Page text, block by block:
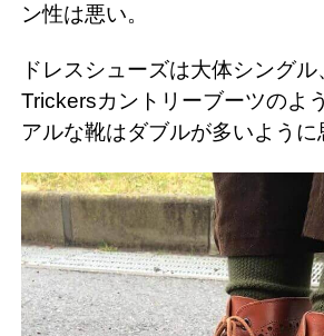
ン性は悪い。
ドレスシューズは大体シングル
Trickersカントリーブーツのよ
アルな靴はダブルが多いように